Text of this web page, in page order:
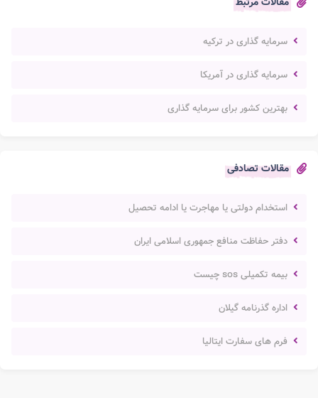
سرمایه گذاری در ترکیه
سرمایه گذاری در آمریکا
بهترین کشور برای سرمایه گذاری
مقالات تصادفی
استخدام دولتی یا مهاجرت یا ادامه تحصیل
دفتر حفاظت منافع جمهوری اسلامی ایران
بیمه تکمیلی sos چیست
اداره گذرنامه گیلان
فرم های سفارت ایتالیا